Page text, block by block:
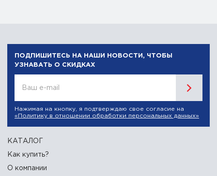
ПОДПИШИТЕСЬ НА НАШИ НОВОСТИ, ЧТОБЫ
УЗНАВАТЬ О СКИДКАХ
Ваш e-mail
Нажимая на кнопку, я подтверждаю свое согласие на
«Политику в отношении обработки персональных данных»
КАТАЛОГ
Как купить?
О компании